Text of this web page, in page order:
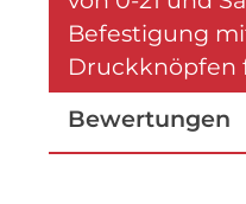
Befestigung
Druckknöpfen
Bewertungen